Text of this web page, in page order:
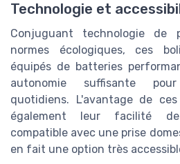
Technologie et
Conjuguant technologie
normes écologiques, ces
équipés de batteries
autonomie suffisante
quotidiens. L'avantage de ces
également leur facilité
compatible avec une prise
en fait une option très